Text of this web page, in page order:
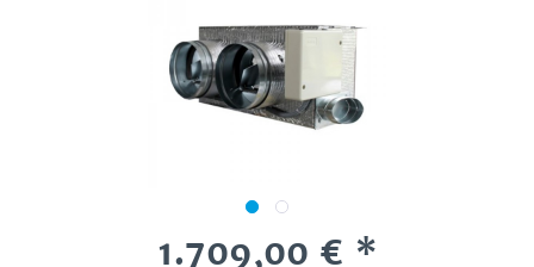
1.709,00 € *